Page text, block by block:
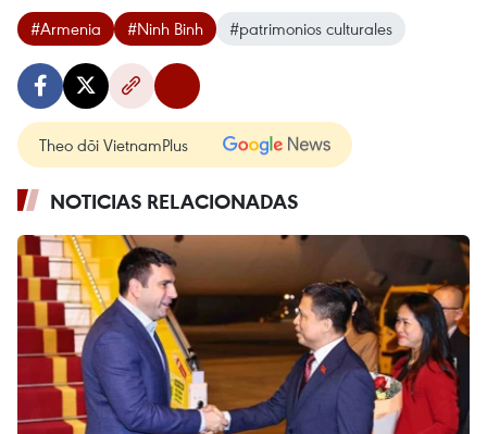
#Armenia #Ninh Binh #patrimonios culturales
Theo dõi VietnamPlus
NOTICIAS RELACIONADAS